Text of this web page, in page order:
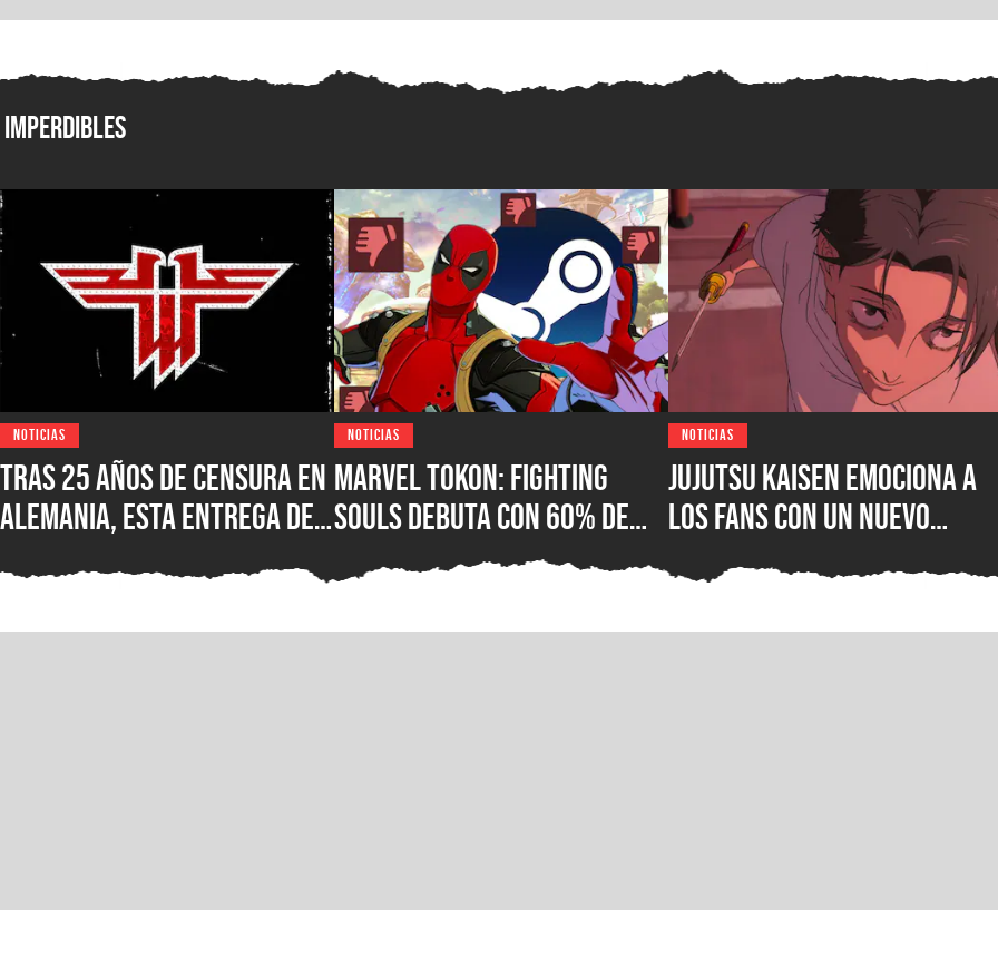
Imperdibles
NOTICIAS
Tras 25 años de censura en
Alemania, esta entrega de
original en PC para Steam,
NOTICIAS
Marvel Tokon: Fighting
Souls debuta con 60% de
reseñas negativas en
Steam, ¿qué está mal con el
nuevo juego de lucha de
NOTICIAS
Jujutsu Kaisen emociona a
los fans con un nuevo
antes de su gran anuncio